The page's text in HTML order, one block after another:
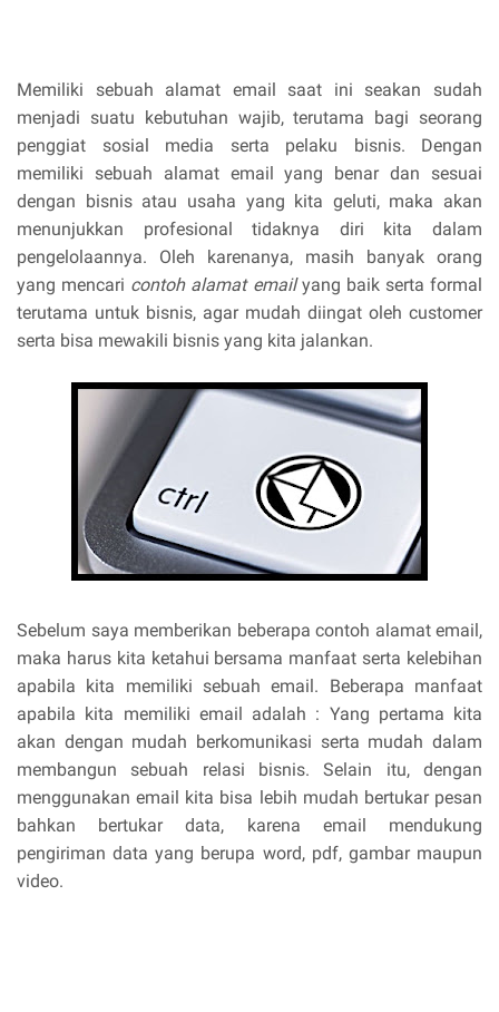
Memiliki sebuah alamat email saat ini seakan sudah
menjadi suatu kebutuhan wajib, terutama bagi seorang
penggiat sosial media serta pelaku bisnis. Dengan
memiliki sebuah alamat email yang benar dan sesuai
dengan bisnis atau usaha yang kita geluti, maka akan
menunjukkan profesional tidaknya diri kita dalam
pengelolaannya. Oleh karenanya, masih banyak orang
yang mencari contoh alamat emailyang baik serta formal
terutama untuk bisnis, agar mudah diingat oleh customer
serta bisa mewakili bisnis yang kita jalankan.
Sebelum saya memberikan beberapa contoh alamat email,
maka harus kita ketahui bersama manfaat serta kelebihan
apabila kita memiliki sebuah email. Beberapa manfaat
apabila kita memiliki email adalah : Yang pertama kita
akan dengan mudah berkomunikasi serta mudah dalam
membangun sebuah relasi bisnis. Selain itu, dengan
menggunakan email kita bisa lebih mudah bertukar pesan
bahkan bertukar data, karena email mendukung
pengiriman data yang berupa word, pdf, gambar maupun
video.